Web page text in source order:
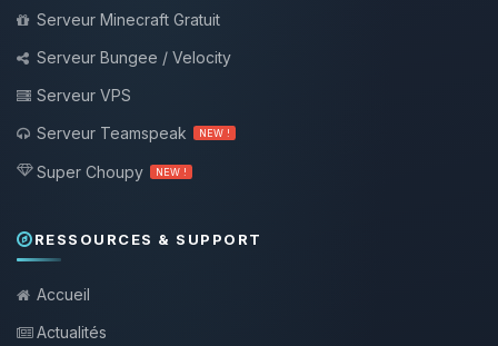
Serveur Minecraft Gratuit
Serveur Bungee / Velocity
Serveur VPS
Serveur Teamspeak
NEW !
Super Choupy NEW !
RESSOURCES & SUPPORT
Accueil
Actualités